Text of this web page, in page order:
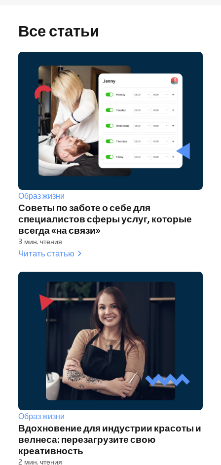
Все статьи
Образ жизни
Советы по заботе о себе для
специалистов сферы услуг, которые
всегда «на связи»
3 мин. чтения
Читать статью
Образ жизни
Вдохновение для индустрии красоты и
велнеса: перезагрузите свою
креативность
2 мин. чтения